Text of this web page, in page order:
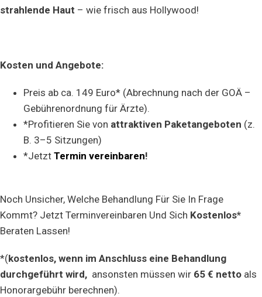
strahlende Haut – wie frisch aus Hollywood!
Kosten und Angebote:
Preis ab ca. 149 Euro* (Abrechnung nach der GOÄ –
Gebührenordnung für Ärzte).
*Profitieren Sie von attraktiven Paketangeboten (z.
B. 3–5 Sitzungen)
*Jetzt Termin vereinbaren!
Noch Unsicher, Welche Behandlung Für Sie In Frage
Kommt? Jetzt Terminvereinbaren Und Sich Kostenlos*
Beraten Lassen!
*(kostenlos, wenn im Anschluss eine Behandlung
durchgeführt wird, ansonsten müssen wir 65 € netto als
Honorargebühr berechnen).